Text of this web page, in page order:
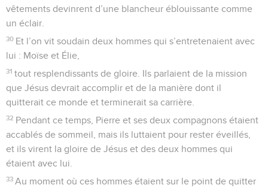
vêtements devinrent d’une blancheur éblouissante comme
un éclair.
30 Et l’on vit soudain deux hommes qui s’entretenaient avec
lui : Moïse et Élie,
31 tout resplendissants de gloire. Ils parlaient de la mission
que Jésus devrait accomplir et de la manière dont il
quitterait ce monde et terminerait sa carrière.
32 Pendant ce temps, Pierre et ses deux compagnons étaient
accablés de sommeil, mais ils luttaient pour rester éveillés,
et ils virent la gloire de Jésus et des deux hommes qui
étaient avec lui.
33 Au moment où ces hommes étaient sur le point de quitter